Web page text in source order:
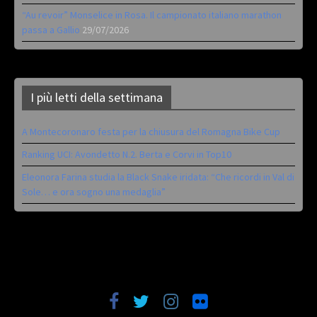
“Au revoir” Monselice in Rosa. Il campionato italiano marathon
passa a Gallio 29/07/2026
I più letti della settimana
A Montecoronaro festa per la chiusura del Romagna Bike Cup
Ranking UCI: Avondetto N.2. Berta e Corvi in Top10
Eleonora Farina studia la Black Snake iridata: “Che ricordi in Val di
Sole… e ora sogno una medaglia”